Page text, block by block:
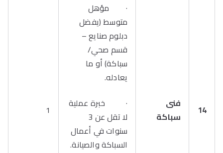
14
فنى
سباكة
· مؤهل
متوسط (يفضل
دبلوم صنايع –
قسم صحي/
سباكة) أو ما
يعادله.
· خبرة عملية
لا تقل عن 3
سنوات في أعمال
السباكة والصيانة.
1